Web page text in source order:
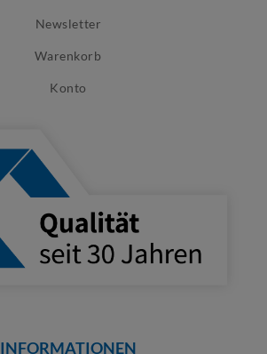
Newsletter
Warenkorb
Konto
INFORMATIONEN